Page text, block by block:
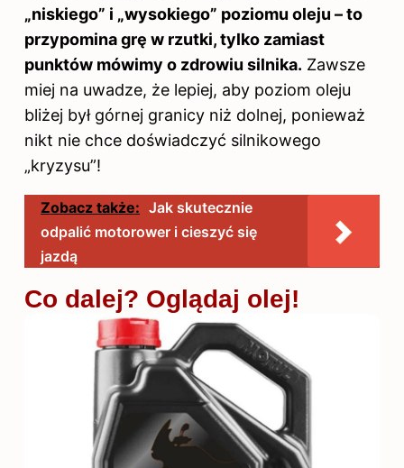
„niskiego” i „wysokiego” poziomu oleju – to
przypomina grę w rzutki, tylko zamiast
punktów mówimy o zdrowiu silnika. Zawsze
miej na uwadze, że lepiej, aby poziom oleju
bliżej był górnej granicy niż dolnej, ponieważ
nikt nie chce doświadczyć silnikowego
„kryzysu”!
Zobacz także: Jak skutecznie
odpalić motorower i cieszyć się
jazdą
Co dalej? Oglądaj olej!